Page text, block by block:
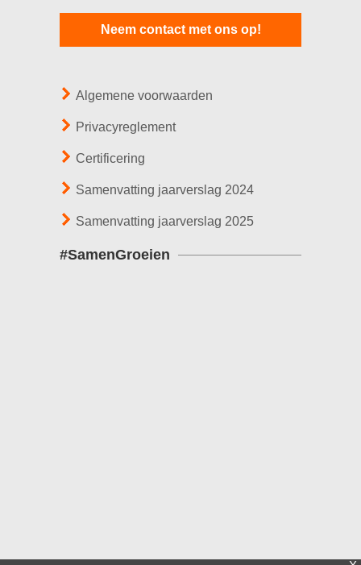
Neem contact met ons op!
Algemene voorwaarden
Privacyreglement
Certificering
Samenvatting jaarverslag 2024
Samenvatting jaarverslag 2025
#SamenGroeien